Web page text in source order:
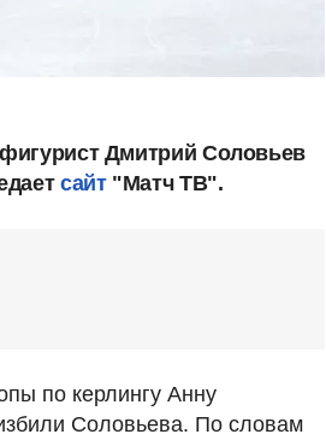
Дмитрий Соловьев
сайт"Матч ТВ".
по керлингу Анну
Соловьева. По словам